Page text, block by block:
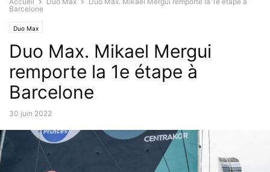
Barcelone
Duo Max
Duo Max. Mikael Mergui
remporte la 1e étape à
Barcelone
30 juin 2022